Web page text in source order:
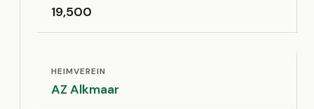
19,500
HEIMVEREIN
AZ Alkmaar